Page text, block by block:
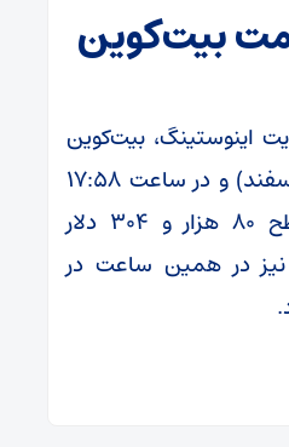
بیت‌کوین
اینوستینگ، بیت‌کوین
در روز سه‌شنبه (۲۱ اسفند) و در ساعت ۱۷:۵۸
به‌وقت ایران در سطح ۸۰ هزار و ۳۰۴ دلار
نیز در همین ساعت در